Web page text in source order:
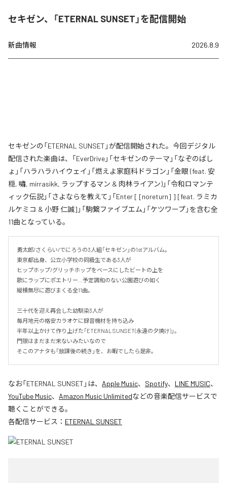
セキゼン、「ETERNAL SUNSET」を配信開始
新曲情報 2026.8.9
セキゼンの「ETERNAL SUNSET」が配信開始された。今回デジタル
配信された楽曲は、「EverDrive」「セキゼンのテーマ」「なぞのばし
ょ」「ハラハラハイウェイ」「燃えよ家庭科ドラゴン」「金眼 (feat. 安
穏, 嘯, mirrasikk, ラップするマン & 肉林ライアン)」「令和ロマンテ
ィック伝説」「さよならを教えて」「Enter [ [noreturn] ] [feat. ラミカ
ルケミコ & 小野 仁誠]」「駒繋ファイブエム」「ケツワープ」を含む全
11曲となっている。
勇太郎/さくらい/でにろうの3人組「セキゼン」の1stアルバム。
東京都出身、公立小学校の同級生である3人が
ヒップホップ/グリッチホップをベースにしたビートの上を
歌にラップにポエトリー…予定調和のない公園遊びの如く
縦横無尽に遊びまくる全11曲。
三十代を迎え再会した幼馴染3人が
毎月地元の格安カラオケに録音機材を持ち込み
半年以上かけて作り上げた「ETERNAL SUNSET(永遠の夕焼け)」。
門限はまだまだ来ないみたいなので
そこのアナタも「放課後の続き」を、お暇でしたら是非。
なお「ETERNAL SUNSET 」は、 Apple Music、 Spotify、 LINE MUSIC、
YouTube Music、 Amazon Music Unlimitedなどの音楽配信サービスで
聴くことができる。
各配信サービス： ETERNAL SUNSET